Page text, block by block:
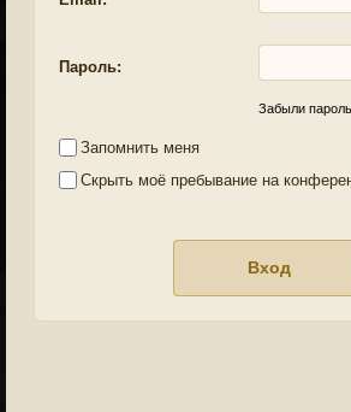
Пароль:
Забыли
Запомнить меня
Скрыть моё пребывание на